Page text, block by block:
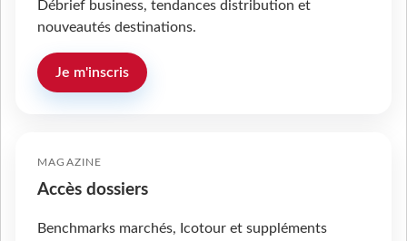
Débrief business, tendances distribution et
nouveautés destinations.
Je m'inscris
MAGAZINE
Accès dossiers
Benchmarks marchés, Icotour et suppléments